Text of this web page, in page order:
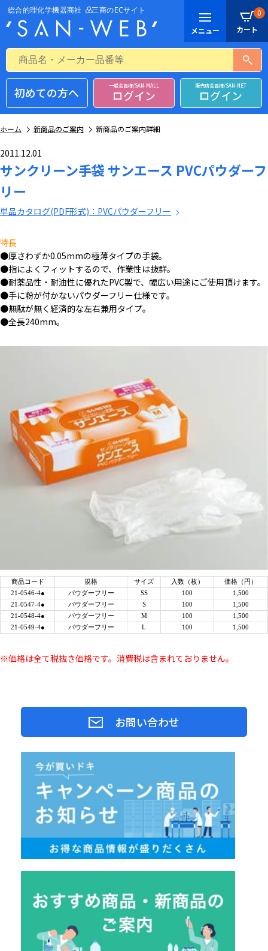
0
初めての方へ 一般会員様/SAN-MALL
ログイン
販売店会員様/SAN-NET
ログイン
ホーム 新商品のご案内 新商品のご案内詳細
2011.12.01
サンクリーン手袋 サンエース PVCパウダーフ
リー
単品カタログ(PDF形式)：PVCパウダーフリー
特長
●厚さわずか0.05mmの極薄タイプの手袋。
●指によくフィットするので、作業性は抜群。
●耐薬品性・耐油性に優れたPVC製で、幅広い用途にご使用頂けます。
●手に粉が付かないパウダーフリー仕様です。
●無駄が無く経済的な左右兼用タイプ。
●全長240mm。
商品コード 規格 サイズ 入数（枚）
価格（円）
21-0546-4●
パウダーフリー SS 100
1,500
21-0547-4●
パウダーフリー S 100
1,500
21-0548-4●
パウダーフリー M 100
1,500
21-0549-4●
パウダーフリー L 100 1,500
※価格は全て税抜き価格です。消費税は含まれておりません。
お問い合わせ